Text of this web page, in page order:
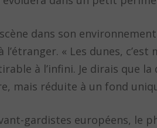
dans son
« Les dunes,
à l’infini. Je dirais que
mais réduite à un fond
gardistes européens, le